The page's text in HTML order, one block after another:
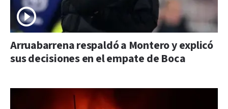
Arruabarrena respaldó a Montero y explicó
sus decisiones en el empate de Boca